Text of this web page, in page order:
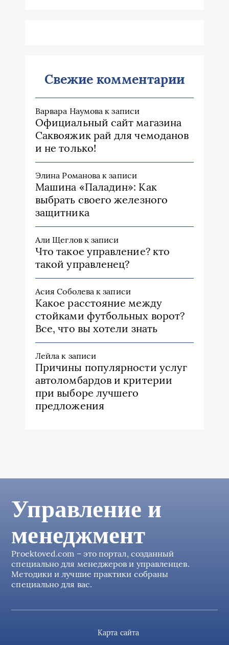
Свежие комментарии
Варвара Наумова к записи
Официальный сайт магазина
Саквояжик рай для чемоданов
и не только!
Элина Романова к записи
Машина «Паладин»: Как
выбрать своего железного
защитника
Али Щегловк записи
Что такое управление? кто
такой управленец?
Асия Соболева к записи
Какое расстояние между
стойками футбольных ворот?
Все, что вы хотели знать
Лейла к записи
Причины популярности услуг
автоломбардов и критерии
при выборе лучшего
предложения
Управление и
менеджмент
Proektoved.com – это портал, созданный
специально для менеджеров и управленцев.
Методики и лучшие практики собраны
специально для вас.
Карта сайта